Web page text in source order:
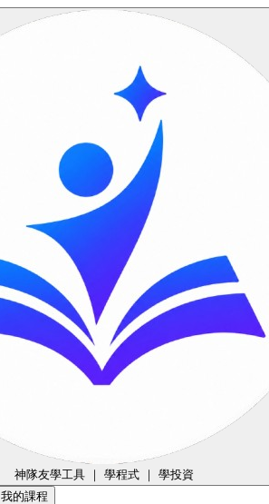
神隊友學工具 ｜ 學程式 ｜ 學投資
我的課程